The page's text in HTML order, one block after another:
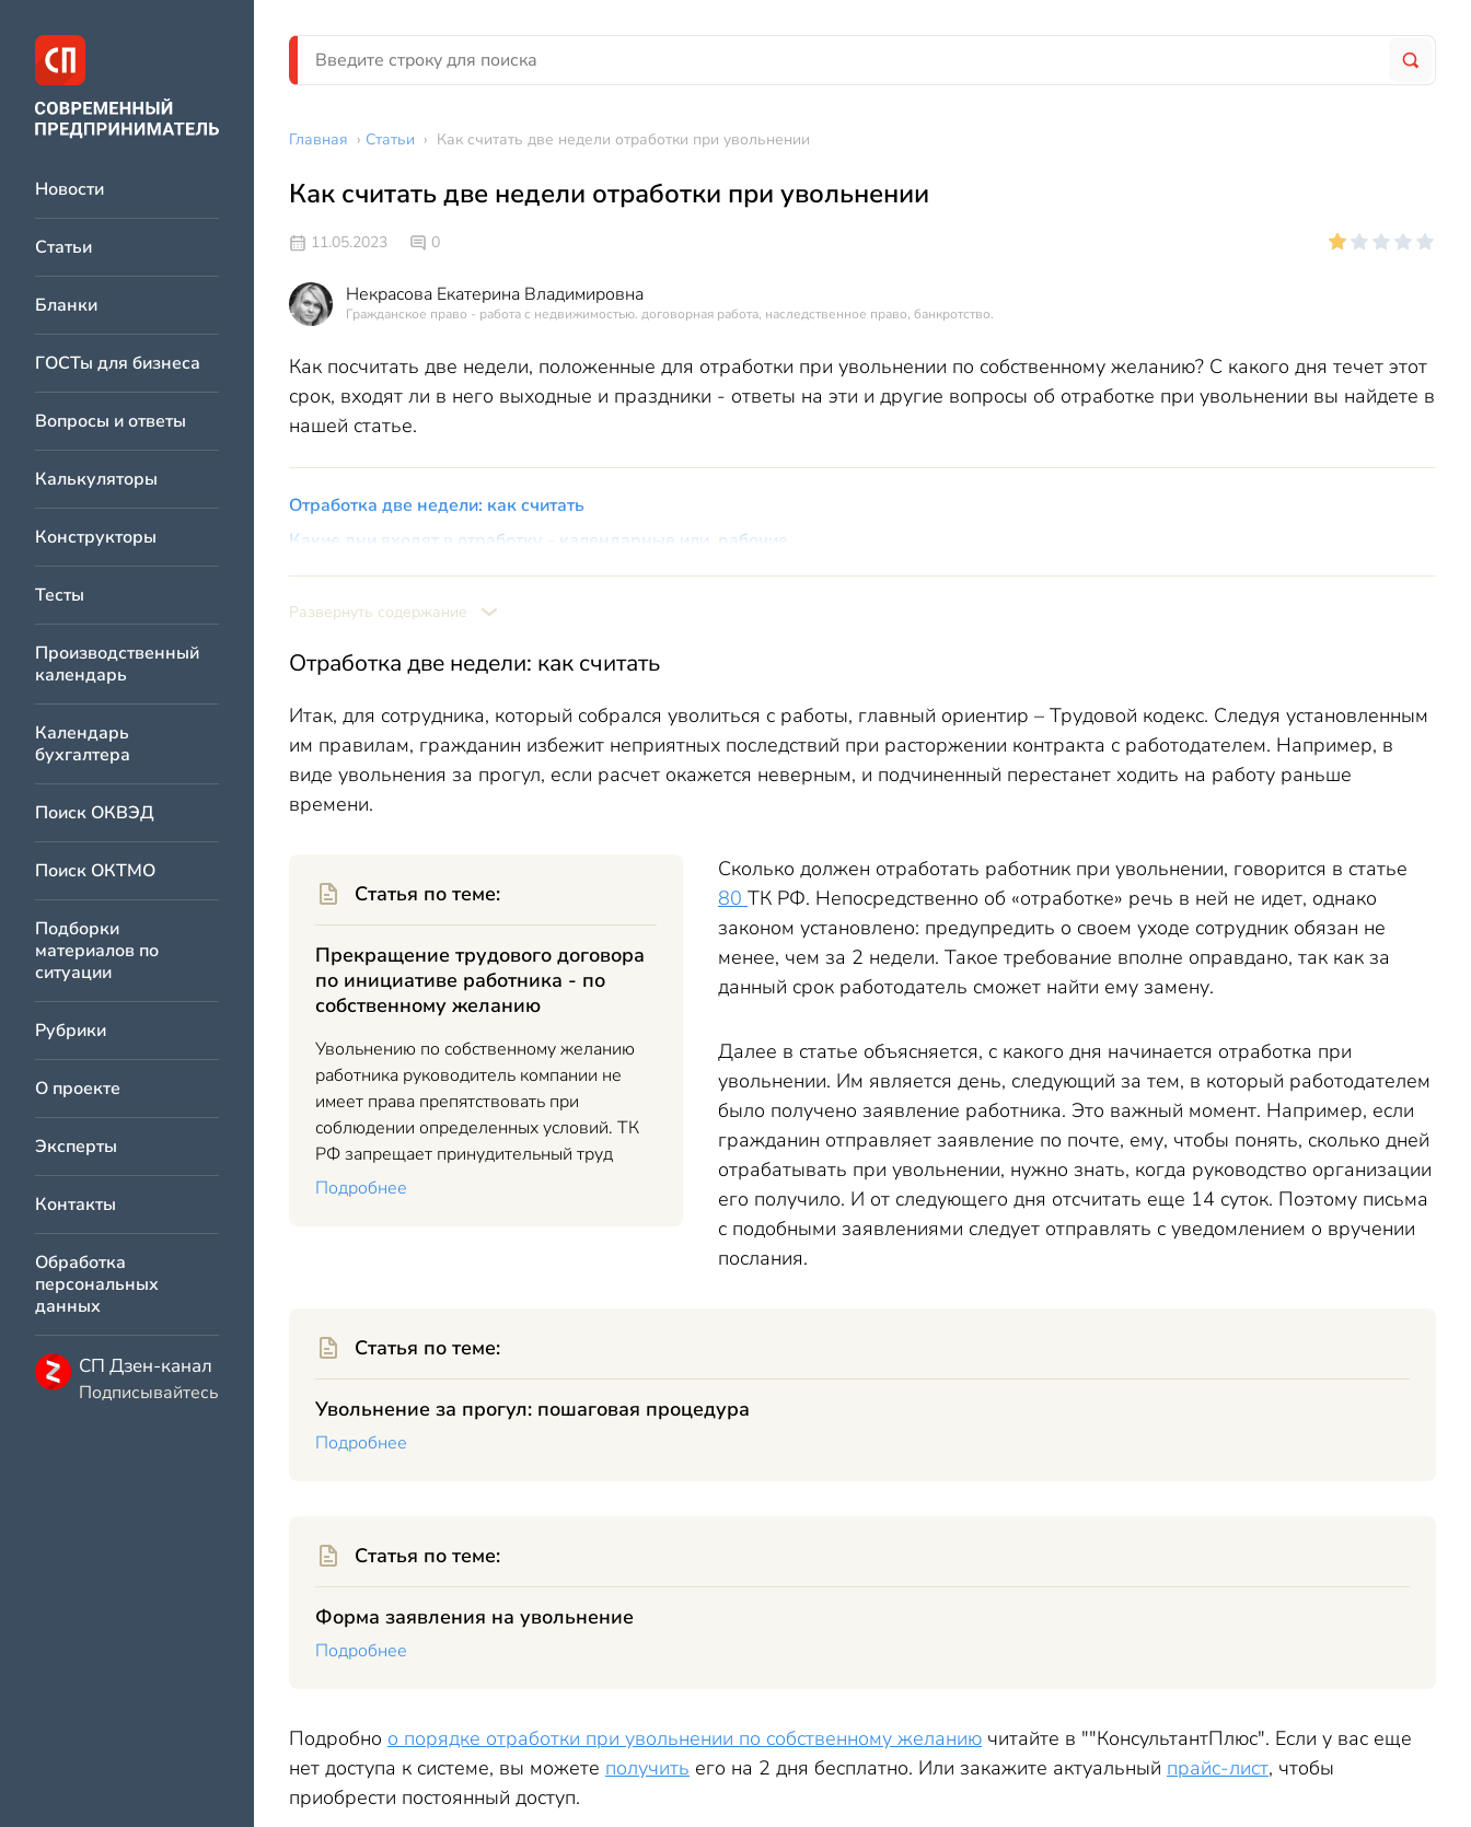
Новости
Статьи
Бланки
ГОСТы для бизнеса
Вопросы и ответы
Калькуляторы
Конструкторы
Тесты
Производственный
календарь
Календарь
бухгалтера
Поиск ОКВЭД
Поиск ОКТМО
Подборки
материалов по
ситуации
Рубрики
О проекте
Эксперты
Контакты
Обработка
персональных
данных
СП Дзен-канал
Подписывайтесь
Главная › Статьи › Как считать две недели отработки при увольнении
Как считать две недели отработки при увольнении
11.05.2023 0
Некрасова Екатерина Владимировна
Гражданское право - работа с недвижимостью. договорная работа, наследственное право, банкротство.
Как посчитать две недели, положенные для отработки при увольнении по собственному желанию? С какого дня течет этот
срок, входят ли в него выходные и праздники - ответы на эти и другие вопросы об отработке при увольнении вы найдете в
нашей статье.
Отработка две недели: как считать
Какие дни входят в отработку - календарные или рабочие
Как считать две недели отработки при увольнении, если сотрудник заболел
Как считать 14 дней при увольнении по соглашению сторон
Развернуть содержание
Отработка две недели: как считать
Итак, для сотрудника, который собрался уволиться с работы, главный ориентир – Трудовой кодекс. Следуя установленным
им правилам, гражданин избежит неприятных последствий при расторжении контракта с работодателем. Например, в
виде увольнения за прогул, если расчет окажется неверным, и подчиненный перестанет ходить на работу раньше
времени.
Статья по теме:
Прекращение трудового договора
по инициативе работника - по
собственному желанию
Увольнению по собственному желанию
работника руководитель компании не
имеет права препятствовать при
соблюдении определенных условий. ТК
РФ запрещает принудительный труд
Подробнее
Сколько должен отработать работник при увольнении, говорится в статье
80 ТК РФ. Непосредственно об «отработке» речь в ней не идет, однако
законом установлено: предупредить о своем уходе сотрудник обязан не
менее, чем за 2 недели. Такое требование вполне оправдано, так как за
данный срок работодатель сможет найти ему замену.
Далее в статье объясняется, с какого дня начинается отработка при
увольнении. Им является день, следующий за тем, в который работодателем
было получено заявление работника. Это важный момент. Например, если
гражданин отправляет заявление по почте, ему, чтобы понять, сколько дней
отрабатывать при увольнении, нужно знать, когда руководство организации
его получило. И от следующего дня отсчитать еще 14 суток. Поэтому письма
с подобными заявлениями следует отправлять с уведомлением о вручении
послания.
Статья по теме:
Увольнение за прогул: пошаговая процедура
Подробнее
Статья по теме:
Форма заявления на увольнение
Подробнее
Подробно о порядке отработки при увольнении по собственному желанию читайте в ""КонсультантПлюс". Если у вас еще
нет доступа к системе, вы можете получить его на 2 дня бесплатно. Или закажите актуальный прайс-лист, чтобы
приобрести постоянный доступ.